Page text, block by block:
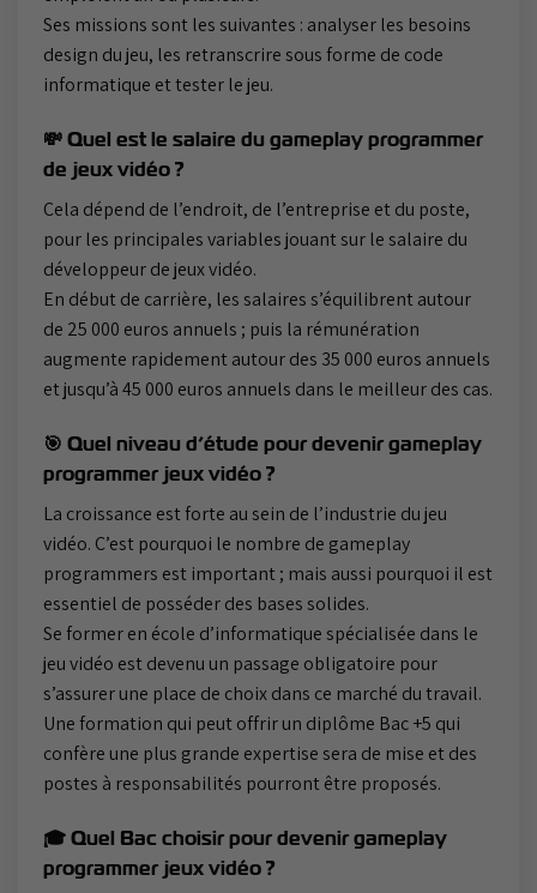
Ses missions sont les suivantes : analyser les besoins
design du jeu, les retranscrire sous forme de code
informatique et tester le jeu.
💸 Quel est le salaire du gameplay programmer
de jeux vidéo ?
Cela dépend de l’endroit, de l’entreprise et du poste,
pour les principales variables jouant sur le salaire du
développeur de jeux vidéo.
En début de carrière, les salaires s’équilibrent autour
de 25 000 euros annuels ; puis la rémunération
augmente rapidement autour des 35 000 euros annuels
et jusqu’à 45 000 euros annuels dans le meilleur des cas.
🎯 Quel niveau d’étude pour devenir gameplay
programmer jeux vidéo ?
La croissance est forte au sein de l’industrie du jeu
vidéo. C’est pourquoi le nombre de gameplay
programmers est important ; mais aussi pourquoi il est
essentiel de posséder des bases solides.
Se former en école d’informatique spécialisée dans le
jeu vidéo est devenu un passage obligatoire pour
s’assurer une place de choix dans ce marché du travail.
Une formation qui peut offrir un diplôme Bac +5 qui
confère une plus grande expertise sera de mise et des
postes à responsabilités pourront être proposés.
🎓 Quel Bac choisir pour devenir gameplay
programmer jeux vidéo ?